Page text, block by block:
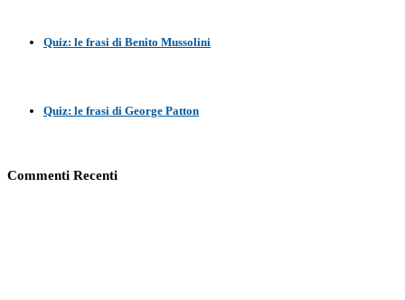
Quiz: le frasi di Benito Mussolini
Quiz: le frasi di George Patton
Commenti Recenti